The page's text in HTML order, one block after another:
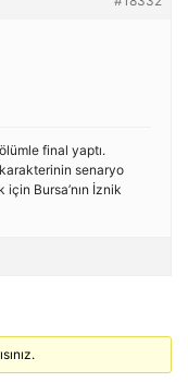
final yaptı.
senaryo
Bursa’nın İznik